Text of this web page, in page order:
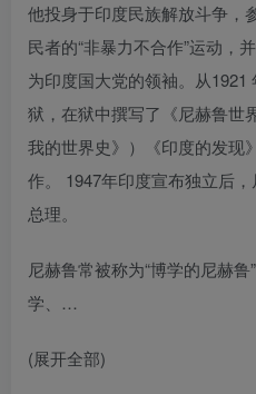
他投身于印度民族解放斗争，
民者的“非暴力不合作”运动，
为印度国大党的领袖。从1921
狱，在狱中撰写了《尼赫鲁世
我的世界史》）《印度的发现
作。 1947年印度宣布独立后
总理。
尼赫鲁常被称为“博学的尼赫
学、…
(展开全部)